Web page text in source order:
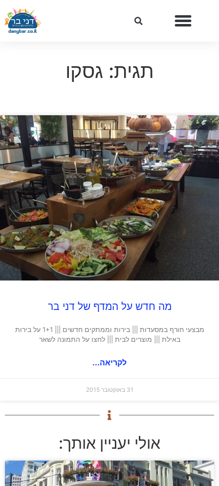
תגית: גסקו
מה חדש על המדף של דני בר
מבצעי חורף במסעדות ||| בירות וממתקים חדשים ||| 1+1 על בירות
באילת ||| מוצרים לבית ||| לחצו על התמונה לשאר
לקריאה...
31 באוקטובר 2015
אולי יעניין אותך: